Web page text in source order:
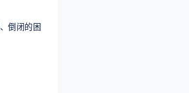
倒闭的困